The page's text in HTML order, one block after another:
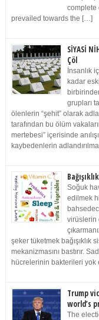
complete
prevailed towards the […]
SİYASİ
Çöl
İnsanlık
kadar
grupları
ölenlerin “şehit” olarak
tarafından bu ölüm
mertebesi” içerisinde
kaybedenlerin
Soğuk
edilmek
virüslerin
şeker tüketmek bağışıklık
mekanizmasını bastırır.
hücrelerinin bakterileri yok
Trump
world’s
The